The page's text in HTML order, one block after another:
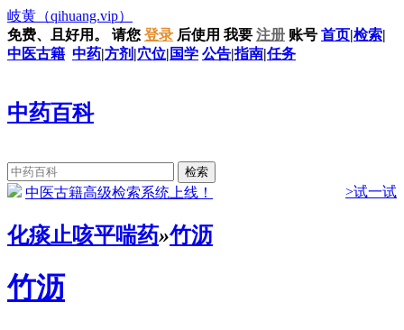
岐黄 （qihuang.vip）
免费、且好用。
请您 登录 后使用 我要 注册 账号 首页|检索|
中医古籍 中药|方剂 |穴位| 国学 公告|指南|任务
中药百科
中医古籍高级检索系统上线！ >试一试
化痰止咳平喘药»竹沥
竹沥